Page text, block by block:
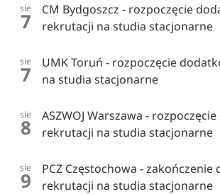
sie
7
CM Bydgoszcz - rozpoczęcie
rekrutacji na studia stacjonarne
sie
7
UMK Toruń - rozpoczęcie
na studia stacjonarne
sie
8
ASZWOJ Warszawa -
rekrutacji na studia stacjonarne
sie
9
PCZ Częstochowa -
rekrutacji na studia stacjonarne